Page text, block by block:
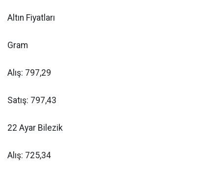
Altın Fiyatları
Gram
Alış: 797,29
Satış: 797,43
22 Ayar Bilezik
Alış: 725,34